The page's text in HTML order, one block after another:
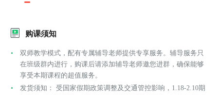
购课须知
双师教学模式，配有专属辅导老师提供专享服务。辅导服务只
在班级群内进行，购课后请添加辅导老师邀您进群，确保能够
享受本期课程的超值服务。
发货须知： 受国家假期政策调整及交通管控影响，1.18-2.10期